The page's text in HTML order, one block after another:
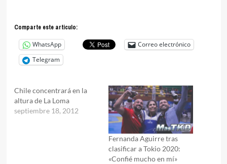
Comparte este articulo:
WhatsApp
Correo electrónico
Telegram
Chile concentrará en la
altura de La Loma
septiembre 18, 2012
Fernanda Aguirre tras
clasificar a Tokio 2020:
«Confié mucho en mí»